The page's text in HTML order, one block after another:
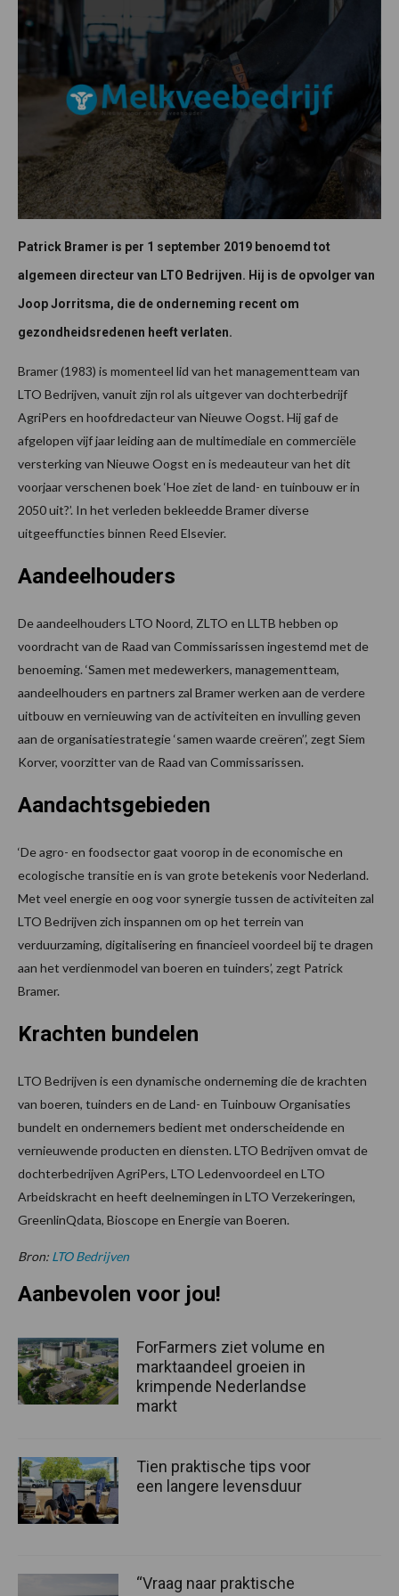
Patrick Bramer is per 1 september 2019 benoemd tot
algemeen directeur van LTO Bedrijven. Hij is de opvolger van
Joop Jorritsma, die de onderneming recent om
gezondheidsredenen heeft verlaten.
Bramer (1983) is momenteel lid van het managementteam van
LTO Bedrijven, vanuit zijn rol als uitgever van dochterbedrijf
AgriPers en hoofdredacteur van Nieuwe Oogst. Hij gaf de
afgelopen vijf jaar leiding aan de multimediale en commerciële
versterking van Nieuwe Oogst en is medeauteur van het dit
voorjaar verschenen boek ‘Hoe ziet de land- en tuinbouw er in
2050 uit?’. In het verleden bekleedde Bramer diverse
uitgeeffuncties binnen Reed Elsevier.
Aandeelhouders
De aandeelhouders LTO Noord, ZLTO en LLTB hebben op
voordracht van de Raad van Commissarissen ingestemd met de
benoeming. ‘Samen met medewerkers, managementteam,
aandeelhouders en partners zal Bramer werken aan de verdere
uitbouw en vernieuwing van de activiteiten en invulling geven
aan de organisatiestrategie ‘samen waarde creëren’’, zegt Siem
Korver, voorzitter van de Raad van Commissarissen.
Aandachtsgebieden
‘De agro- en foodsector gaat voorop in de economische en
ecologische transitie en is van grote betekenis voor Nederland.
Met veel energie en oog voor synergie tussen de activiteiten zal
LTO Bedrijven zich inspannen om op het terrein van
verduurzaming, digitalisering en financieel voordeel bij te dragen
aan het verdienmodel van boeren en tuinders’, zegt Patrick
Bramer.
Krachten bundelen
LTO Bedrijven is een dynamische onderneming die de krachten
van boeren, tuinders en de Land- en Tuinbouw Organisaties
bundelt en ondernemers bedient met onderscheidende en
vernieuwende producten en diensten. LTO Bedrijven omvat de
dochterbedrijven AgriPers, LTO Ledenvoordeel en LTO
Arbeidskracht en heeft deelnemingen in LTO Verzekeringen,
GreenlinQdata, Bioscope en Energie van Boeren.
Bron: LTO Bedrijven
Aanbevolen voor jou!
ForFarmers ziet volume en
marktaandeel groeien in
krimpende Nederlandse
markt
Tien praktische tips voor
een langere levensduur
“Vraag naar praktische